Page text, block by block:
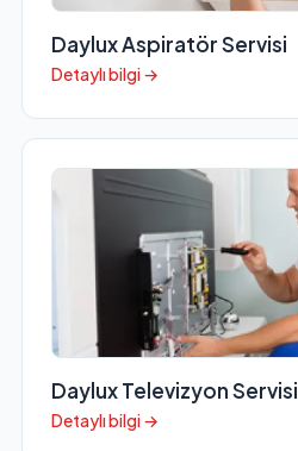
Daylux Aspiratör Servisi
Detaylı bilgi →
Daylux Televizyon Servisi
Detaylı bilgi →